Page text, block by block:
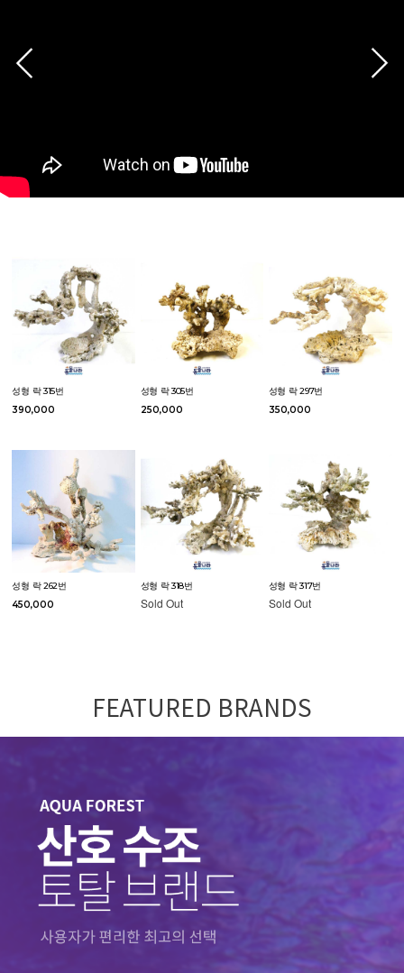
성형 락 315번
390,000
성형 락 305번
250,000
성형 락 297번
350,000
성형 락 262번
450,000
성형 락 318번
Sold Out
성형 락 317번
Sold Out
FEATURED BRANDS